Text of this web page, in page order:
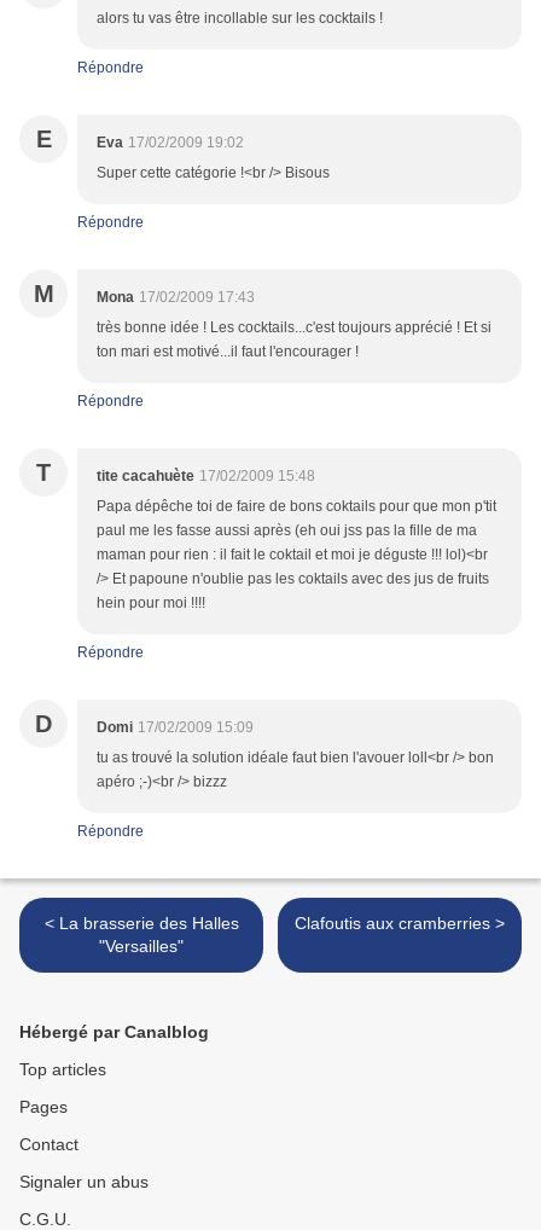
alors tu vas être incollable sur les cocktails !
Répondre
E Eva 17/02/2009 19:02
Super cette catégorie !<br /> Bisous
Répondre
M Mona 17/02/2009 17:43
très bonne idée ! Les cocktails...c'est toujours apprécié ! Et si
ton mari est motivé...il faut l'encourager !
Répondre
T tite cacahuète 17/02/2009 15:48
Papa dépêche toi de faire de bons coktails pour que mon p'tit
paul me les fasse aussi après (eh oui jss pas la fille de ma
maman pour rien : il fait le coktail et moi je déguste !!! lol)<br
/> Et papoune n'oublie pas les coktails avec des jus de fruits
hein pour moi !!!!
Répondre
D Domi 17/02/2009 15:09
tu as trouvé la solution idéale faut bien l'avouer loll<br /> bon
apéro ;-)<br /> bizzz
Répondre
< La brasserie des Halles
"Versailles"
Clafoutis aux cramberries >
Hébergé par Canalblog
Top articles
Pages
Contact
Signaler un abus
C.G.U.